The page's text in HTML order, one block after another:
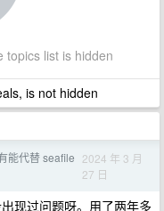
topics list is hidden
is not hidden
能代替 seafile 2024 年 3 月
27 日
现过问题呀。用了两年多